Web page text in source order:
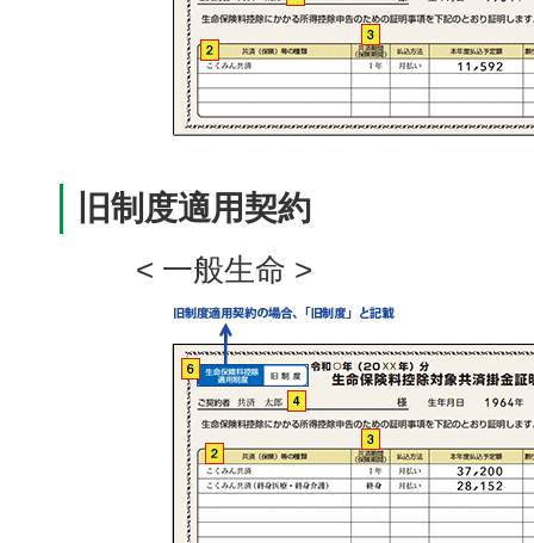
旧制度適用契約
< 一般生命 >